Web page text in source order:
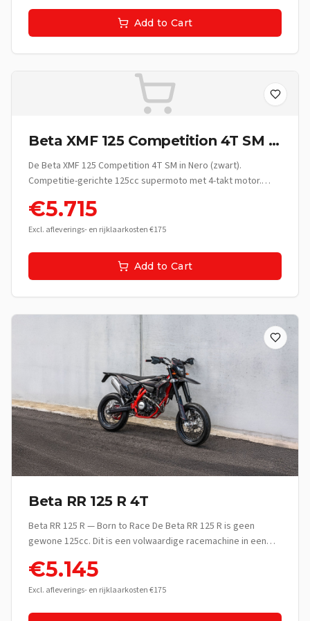
Add to Cart
Beta XMF 125 Competition 4T SM -
Nero
De Beta XMF 125 Competition 4T SM in Nero (zwart).
Competitie-gerichte 125cc supermoto met 4-takt motor.
€5.715
Excl. afleverings- en rijklaarkosten €175
Add to Cart
Beta RR 125 R 4T
Beta RR 125 R — Born to Race De Beta RR 125 R is geen
gewone 125cc. Dit is een volwaardige racemachine in een
voelen tussen rijden en écht rijden. Met zijn 4-takt motor,
race-geometrie en premium componenten levert de RR 125
eerste enduro-avontuur beleeft of al jaren de bossen en
€5.145
Excl. afleverings- en rijklaarkosten €175